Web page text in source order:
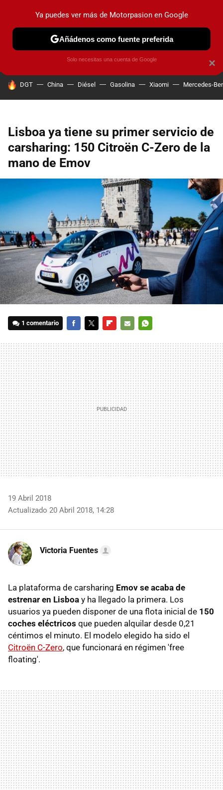
PRUEBAS COCHES ELÉCTRICOS OBSERVATORIO
HOY SE HABLA DE
DGT China Diésel Gasolina Xiaomi Mercedes-
Lisboa ya tiene su primer servicio de
carsharing: 150 Citroën C-Zero de la
mano de Emov
1 comentario
MAIL
19 Abril 2018
Actualizado 20 Abril 2018, 14:28
Victoria Fuentes
La plataforma de carsharing Emov se acaba de
estrenar en Lisboa y ha llegado la primera. Los
usuarios ya pueden disponer de una flota inicial de 150
coches eléctricos que pueden alquilar desde 0,21
céntimos el minuto. El modelo elegido ha sido el
Citroën C-Zero, que funcionará en régimen 'free
floating'.
×
Ya puedes ver más de Motorpasion en Google
Añádenos como fuente preferida
Solo necesitas una cuenta de Google